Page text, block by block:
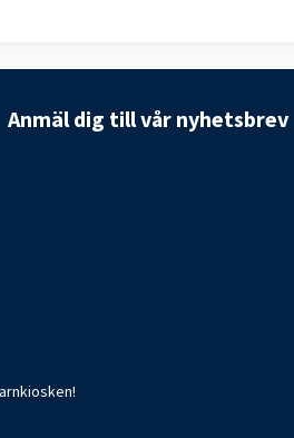
Anmäl dig till vår nyhetsbrev